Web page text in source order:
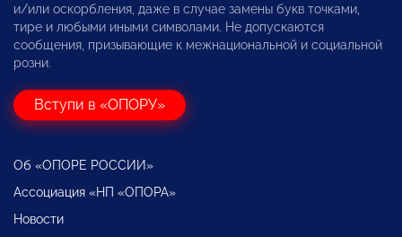
и/или оскорбления, даже в случае замены букв точками,
тире и любыми иными символами. Не допускаются
сообщения, призывающие к межнациональной и социальной
розни.
Вступи в «ОПОРУ»
Об «ОПОРЕ РОССИИ»
Ассоциация «НП «ОПОРА»
Новости